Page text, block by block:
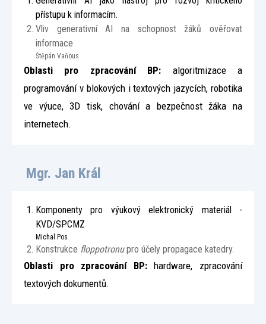
přístupu k informacím.
Vliv generativní AI na schopnost žáků ověřovat
informace
Štěpán Vaňous
Oblasti pro zpracování BP: algoritmizace a
programování v blokových i textových jazycích, robotika
ve výuce, 3D tisk, chování a bezpečnost žáka na
internetech.
Mgr. Jan Král
Komponenty pro výukový elektronický materiál -
KVD/SPCMZ
Michal Pos
Konstrukce floppotronupro účely propagace katedry.
Oblasti pro zpracování BP:hardware, zpracování
textových dokumentů.